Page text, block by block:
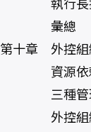
彙總
第十章 外控組
資源依
三種管理
外控組織